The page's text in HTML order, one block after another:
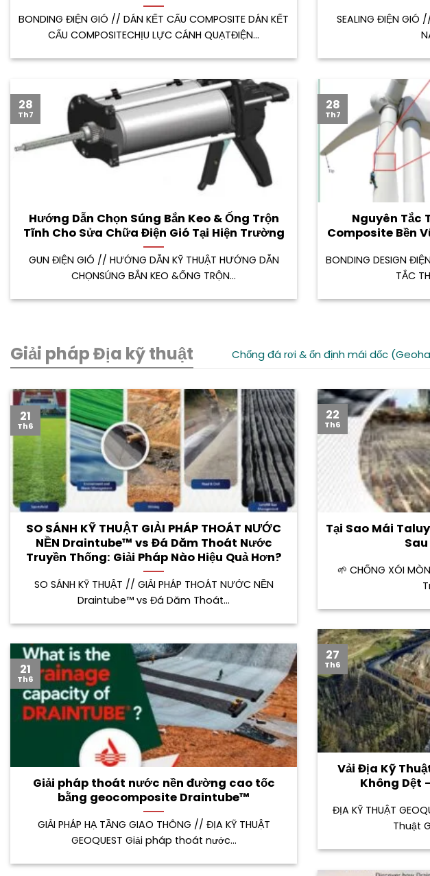
BONDING ĐIỆN GIÓ // DÁN KẾT CẤU COMPOSITE DÁN KẾT
CẤU COMPOSITECHỊU LỰC CÁNH QUẠTĐIỆN...
SEALING ĐIỆN GIÓ
Hướng Dẫn Chọn Súng Bắn Keo & Ống Trộn
Tĩnh Cho Sửa Chữa Điện Gió Tại Hiện Trường
GUN ĐIỆN GIÓ // HƯỚNG DẪN KỸ THUẬT HƯỚNG DẪN
CHỌNSÚNG BẮN KEO &ỐNG TRỘN...
28
Th7
Nguyên Tắc
Composite Bền
BONDING DESIGN
TẮC
28
Th7
Giải pháp Địa kỹ thuật Chống đá rơi & ổn định mái dốc
SO SÁNH KỸ THUẬT GIẢI PHÁP THOÁT NƯỚC
NỀN Draintube™ vs Đá Dăm Thoát Nước
Truyền Thống: Giải Pháp Nào Hiệu Quả Hơn?
SO SÁNH KỸ THUẬT // GIẢI PHÁP THOÁT NƯỚC NỀN
Draintube™ vs Đá Dăm Thoát...
21
Th6
Tại Sao Mái
🌱 CHỐNG XÓI
22
Th6
Vải Địa Kỹ
Không Dệt
ĐỊA KỸ THUẬT
Thuật
27
Th6
Giải pháp thoát nước nền đường cao tốc
bằng geocomposite Draintube™
GIẢI PHÁP HẠ TẦNG GIAO THÔNG // ĐỊA KỸ THUẬT
GEOQUEST Giải pháp thoát nước...
21
Th6